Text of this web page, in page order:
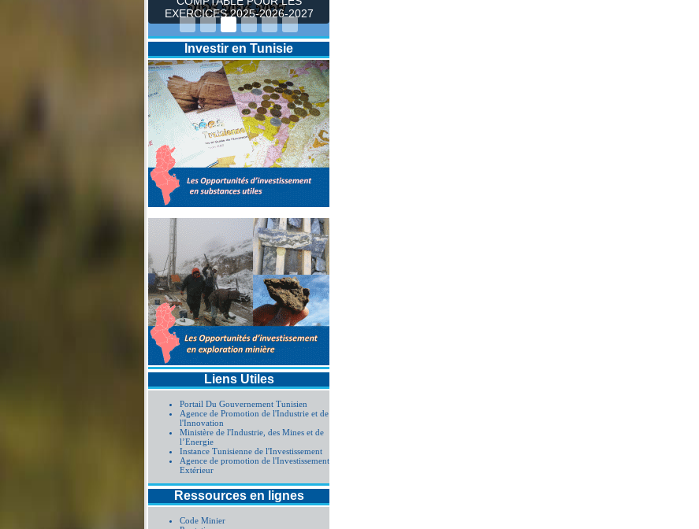
EXERCICES 2025-2026-2027
Investir en Tunisie
Liens Utiles
Portail Du Gouvernement Tunisien
Agence de Promotion de l'Industrie et de
l'Innovation
Ministère de l'Industrie, des Mines et de
l’Energie
Instance Tunisienne de l'Investissement
Agence de promotion de l'Investissement
Extérieur
Ressources en lignes
Code Minier